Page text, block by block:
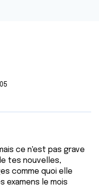
ce n'est pas grave
tes nouvelles,
comme quoi elle
examens le mois